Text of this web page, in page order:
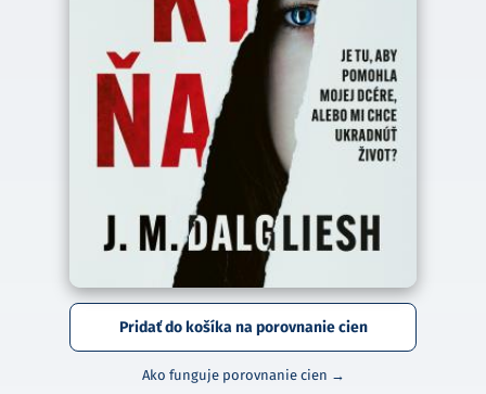
Pridať do košíka na porovnanie cien
Ako funguje porovnanie cien →